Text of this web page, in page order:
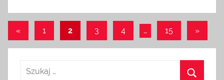
Stronicowanie
wpisów
«Poprzednie
1 2 3 4 … 15 »